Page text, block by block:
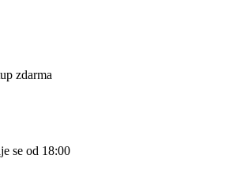
zdarma
se od 18:00